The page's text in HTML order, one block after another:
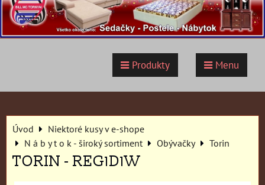
Produkty Menu
Úvod
Niektoré kusy v e-shope
N á b y t o k - široký sortiment
Obývačky Torin
TORIN - REG1D1W